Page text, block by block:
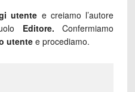
utente e creiamo l’autore
Editore.Confermiamo
utente e procediamo.